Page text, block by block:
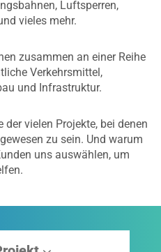
Luftsperren,
vieles mehr.
zusammen an einer Reihe
Verkehrsmittel,
und Infrastruktur.
der vielen Projekte, bei denen
zu sein. Und warum
uns auswählen, um